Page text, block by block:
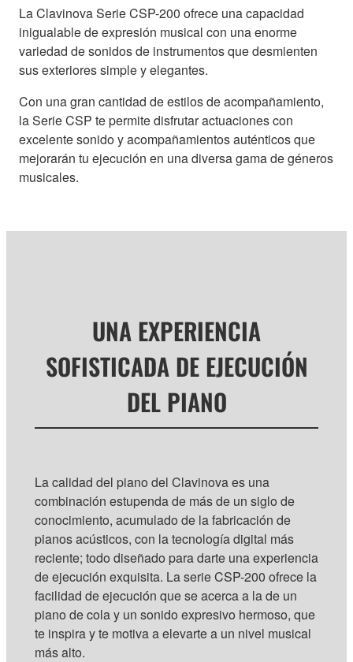
La Clavinova Serie CSP-200 ofrece una capacidad
inigualable de expresión musical con una enorme
variedad de sonidos de instrumentos que desmienten
sus exteriores simple y elegantes.
Con una gran cantidad de estilos de acompañamiento,
la Serie CSP te permite disfrutar actuaciones con
excelente sonido y acompañamientos auténticos que
mejorarán tu ejecución en una diversa gama de géneros
musicales.
UNA EXPERIENCIA
SOFISTICADA DE EJECUCIÓN
DEL PIANO
La calidad del piano del Clavinova es una
combinación estupenda de más de un siglo de
conocimiento, acumulado de la fabricación de
pianos acústicos, con la tecnología digital más
reciente; todo diseñado para darte una experiencia
de ejecución exquisita. La serie CSP-200 ofrece la
facilidad de ejecución que se acerca a la de un
piano de cola y un sonido expresivo hermoso, que
te inspira y te motiva a elevarte a un nivel musical
más alto.